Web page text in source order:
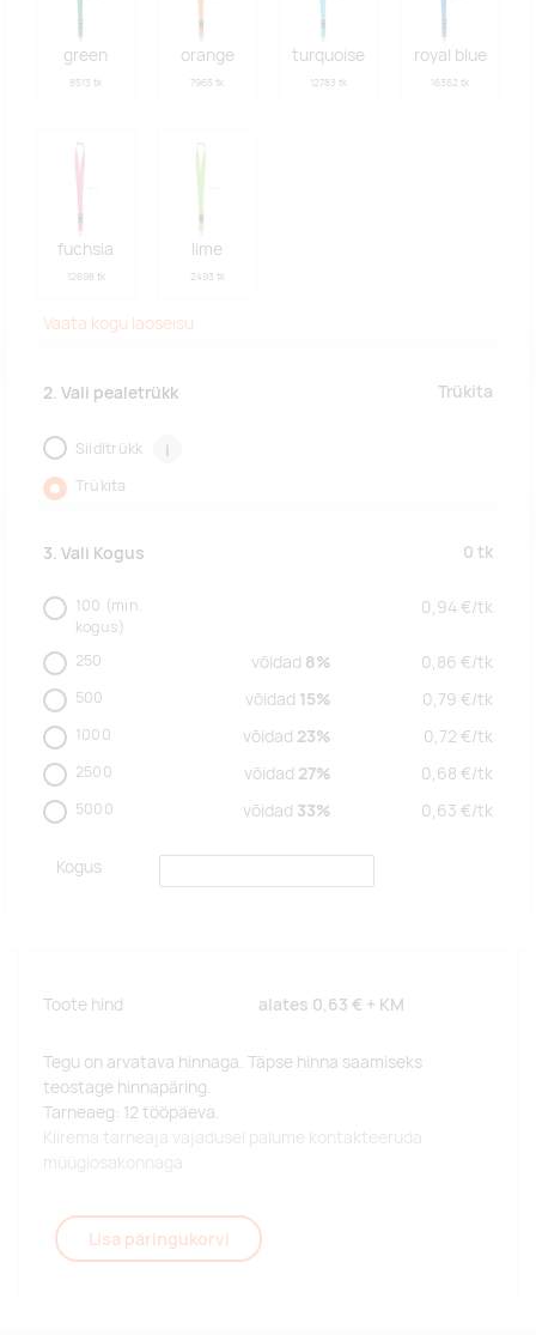
green
8513 tk
orange
7965 tk
turquoise
12783 tk
royal blue
16362 tk
fuchsia
12698 tk
lime
2493 tk
Vaata kogu laoseisu
2. Vali pealetrükk Trükita
Siiditrükk i
Trükita
3. Vali Kogus 0 tk
100 (min.
kogus)
0,94 €/tk
250 võidad 8% 0,86 €/tk
500 võidad 15% 0,79 €/tk
1000 võidad 23% 0,72 €/tk
2500 võidad 27% 0,68 €/tk
5000 võidad 33% 0,63 €/tk
Kogus
Toote hind alates 0,63 € + KM
Tegu on arvatava hinnaga. Täpse hinna saamiseks
teostage hinnapäring.
Tarneaeg: 12 tööpäeva.
Kiirema tarneaja vajadusel palume kontakteeruda
müügiosakonnaga.
Lisa päringukorvi